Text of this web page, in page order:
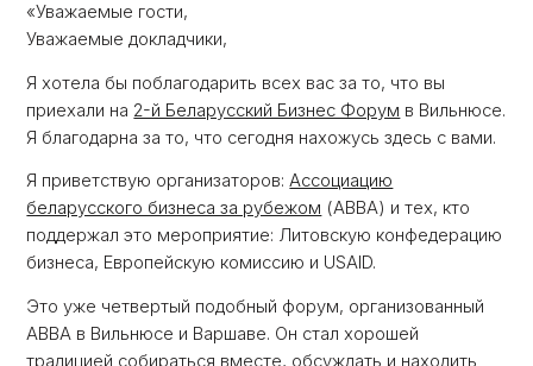
«Уважаемые гости,
Уважаемые докладчики,
Я хотела бы поблагодарить всех вас за то, что вы
приехали на 2-й Беларусский Бизнес Форум в Вильнюсе.
Я благодарна за то, что сегодня нахожусь здесь с вами.
Я приветствую организаторов:Ассоциацию
беларусского бизнеса за рубежом (ABBA) и тех, кто
поддержал это мероприятие: Литовскую конфедерацию
бизнеса, Европейскую комиссию и USAID.
Это уже четвертый подобный форум, организованный
ABBA в Вильнюсе и Варшаве. Он стал хорошей
традицией собираться вместе, обсуждать и находить